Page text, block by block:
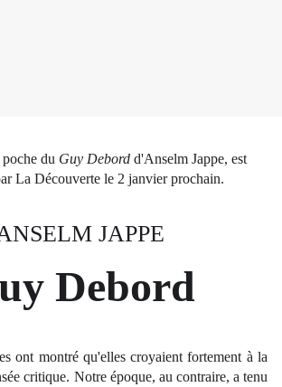
du Guy Debordd'Anselm Jappe, est
La Découverte le 2 janvier prochain.
JAPPE
Debord
ont montré qu'elles croyaient fortement à la
critique. Notre époque, au contraire, a tenu